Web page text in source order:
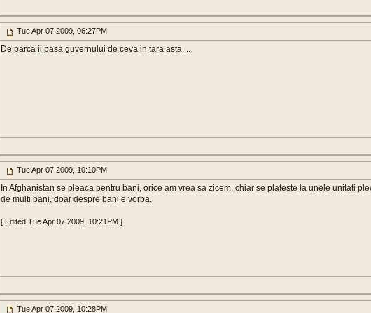
Tue Apr 07 2009, 06:27PM
De parca ii pasa guvernului de ceva in tara asta....
Tue Apr 07 2009, 10:10PM
In Afghanistan se pleaca pentru bani, orice am vrea sa zicem, chiar se plateste la unele unitati
de multi bani, doar despre bani e vorba.
[ Edited Tue Apr 07 2009, 10:21PM ]
Tue Apr 07 2009, 10:28PM